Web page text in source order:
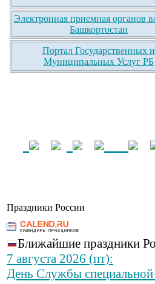
Электронная приемная органов
Башкортостан
Портал Государственных и
Муниципальных Услуг РБ
Праздники России
Ближайшие праздники
7 августа 2026 (пт):
День Службы